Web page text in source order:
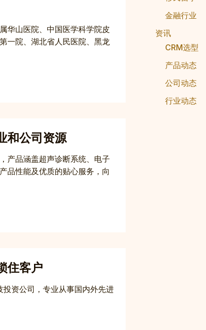
华山医院、中国医学科学院皮
一院、湖北省人民医院、黑龙
和公司资源
产品涵盖超声诊断系统、电子
品性能及优质的贴心服务，向
住客户
资公司，专业从事国内外先进
金融行业
资讯
CRM选型
产品动态
公司动态
行业动态